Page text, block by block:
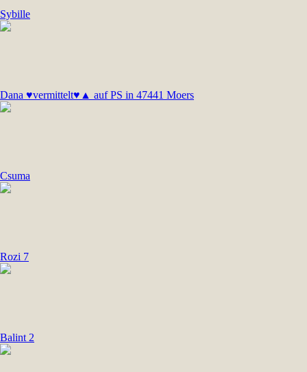
Sybille
Dana ♥vermittelt♥▲ auf PS in 47441 Moers
Csuma
Rozi 7
Balint 2